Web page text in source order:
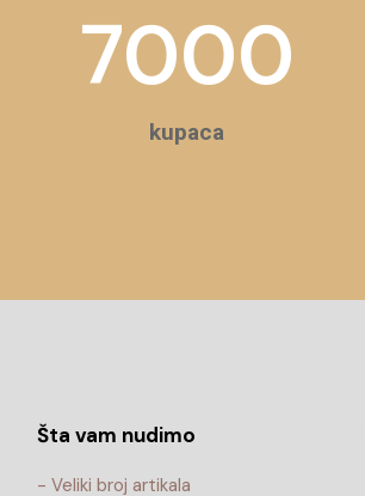
7000
kupaca
Šta vam nudimo
- Veliki broj artikala